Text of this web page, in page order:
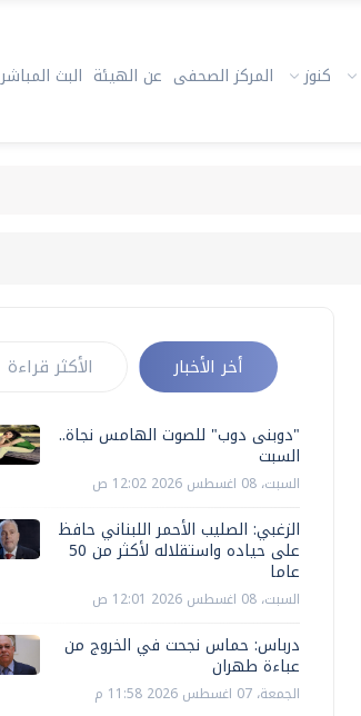
كنوز المركز الصحفى عن الهيئة البث المباشر
أخر الأخبار الأكثر قراءة
"دوبنى دوب" للصوت الهامس نجاة..
السبت
السبت، 08 اغسطس 2026 12:02 ص
الزغبي: الصليب الأحمر اللبناني حافظ
على حياده واستقلاله لأكثر من 50
عاما
السبت، 08 اغسطس 2026 12:01 ص
درباس: حماس نجحت في الخروج من
عباءة طهران
الجمعة، 07 اغسطس 2026 11:58 م